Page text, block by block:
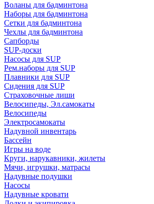
Воланы для бадминтона
Наборы для бадминтона
Сетки для бадминтона
Чехлы для бадминтона
Сапборды
SUP-доски
Насосы для SUP
Рем.наборы для SUP
Плавники для SUP
Сидения для SUP
Страховочные лиши
Велосипеды, Эл.самокаты
Велосипеды
Электросамокаты
Надувной инвентарь
Бассейн
Игры на воде
Круги, нарукавники, жилеты
Мячи, игрушки, матрасы
Надувные подушки
Насосы
Надувные кровати